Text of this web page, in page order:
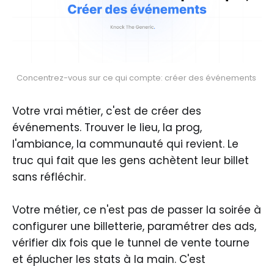
Concentrez-vous sur ce qui compte: créer des événements
Votre vrai métier, c'est de créer des
événements. Trouver le lieu, la prog,
l'ambiance, la communauté qui revient. Le
truc qui fait que les gens achètent leur billet
sans réfléchir.
Votre métier, ce n'est pas de passer la soirée à
configurer une billetterie, paramétrer des ads,
vérifier dix fois que le tunnel de vente tourne
et éplucher les stats à la main. C'est